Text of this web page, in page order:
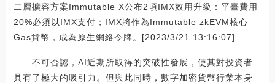
二層擴容方案Immutable X公布2項IMX效用升級：平臺費用
20%必須以IMX支付；IMX將作為Immutable zkEVM核心
Gas貨幣，成為原生網絡令牌。[2023/3/21 13:16:07]
不可否認，AI近期所取得的突破性發展，使其對投資者
具有了極大的吸引力。但與此同時，數字加密貨幣行業本身